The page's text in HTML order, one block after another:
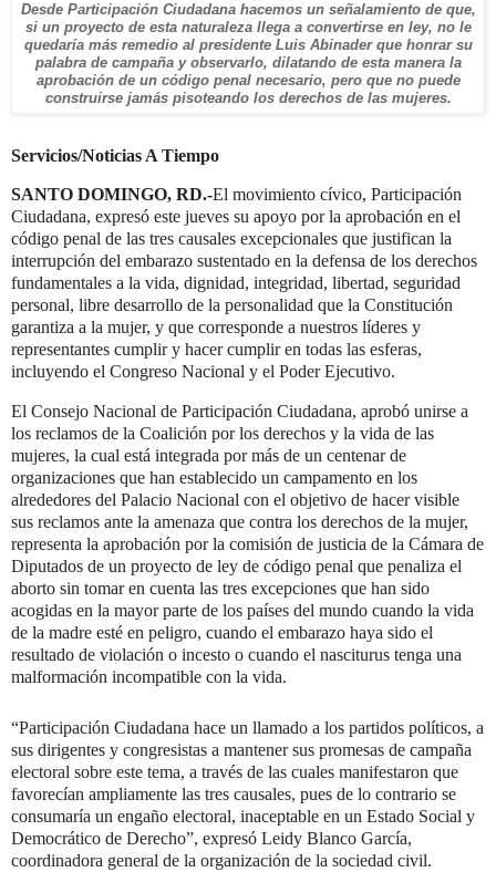
Desde Participación Ciudadana hacemos un señalamiento de que,
si un proyecto de esta naturaleza llega a convertirse en ley, no le
quedaría más remedio al presidente Luis Abinader que honrar su
palabra de campaña y observarlo, dilatando de esta manera la
aprobación de un código penal necesario, pero que no puede
construirse jamás pisoteando los derechos de las mujeres.
Servicios/Noticias A Tiempo
SANTO DOMINGO, RD.-El movimiento cívico, Participación
Ciudadana, expresó este jueves su apoyo por la aprobación en el
código penal de las tres causales excepcionales que justifican la
interrupción del embarazo sustentado en la defensa de los derechos
fundamentales a la vida, dignidad, integridad, libertad, seguridad
personal, libre desarrollo de la personalidad que la Constitución
garantiza a la mujer, y que corresponde a nuestros líderes y
representantes cumplir y hacer cumplir en todas las esferas,
incluyendo el Congreso Nacional y el Poder Ejecutivo.
El Consejo Nacional de Participación Ciudadana, aprobó unirse a
los reclamos de la Coalición por los derechos y la vida de las
mujeres, la cual está integrada por más de un centenar de
organizaciones que han establecido un campamento en los
alrededores del Palacio Nacional con el objetivo de hacer visible
sus reclamos ante la amenaza que contra los derechos de la mujer,
representa la aprobación por la comisión de justicia de la Cámara de
Diputados de un proyecto de ley de código penal que penaliza el
aborto sin tomar en cuenta las tres excepciones que han sido
acogidas en la mayor parte de los países del mundo cuando la vida
de la madre esté en peligro, cuando el embarazo haya sido el
resultado de violación o incesto o cuando el nasciturus tenga una
malformación incompatible con la vida.
“Participación Ciudadana hace un llamado a los partidos políticos, a
sus dirigentes y congresistas a mantener sus promesas de campaña
electoral sobre este tema, a través de las cuales manifestaron que
favorecían ampliamente las tres causales, pues de lo contrario se
consumaría un engaño electoral, inaceptable en un Estado Social y
Democrático de Derecho”, expresó Leidy Blanco García,
coordinadora general de la organización de la sociedad civil.